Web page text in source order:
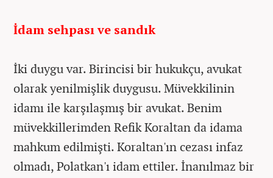
İdam sehpası ve sandık
İki duygu var. Birincisi bir hukukçu, avukat
olarak yenilmişlik duygusu. Müvekkilinin
idamı ile karşılaşmış bir avukat. Benim
müvekkillerimden Refik Koraltan da idama
mahkum edilmişti. Koraltan'ın cezası infaz
olmadı, Polatkan'ı idam ettiler. İnanılmaz bir